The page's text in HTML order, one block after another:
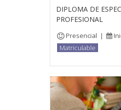
DIPLOMA DE
PROFESIONAL
Presencial |
Matriculable